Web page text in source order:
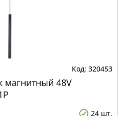
320453
магнитный 48V
24 шт.